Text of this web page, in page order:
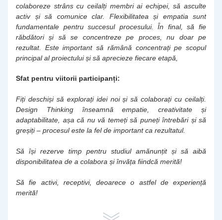
colaboreze strâns cu ceilalți membri ai echipei, să asculte
activ și să comunice clar. Flexibilitatea și empatia sunt
fundamentale pentru succesul procesului. În final, să fie
răbdători și să se concentreze pe proces, nu doar pe
rezultat. Este important să rămână concentrați pe scopul
principal al proiectului și să aprecieze fiecare etapă,
Sfat pentru viitorii participanți:
Fiți deschiși să explorați idei noi și să colaborați cu ceilalți.
Design Thinking înseamnă empatie, creativitate și
adaptabilitate, așa că nu vă temeți să puneți întrebări și să
greșiți – procesul este la fel de important ca rezultatul.
Să își rezerve timp pentru studiul amănunțit și să aibă
disponibilitatea de a colabora și învăța fiindcă merită!
Să fie activi, receptivi, deoarece o astfel de experiență
merită!